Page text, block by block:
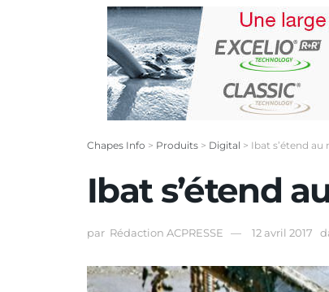
Chapes Info > Produits > Digital > Ibat s’étend au
Ibat s’étend
par Rédaction ACPRESSE 12 avril 2017